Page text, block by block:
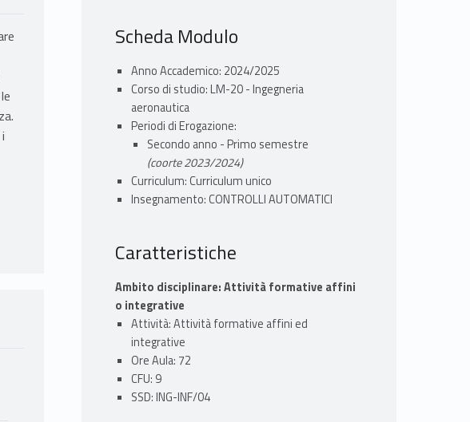
Scheda Modulo
Anno Accademico: 2024/2025
Corso di studio: LM-20 - Ingegneria
aeronautica
Periodi di Erogazione:
Secondo anno - Primo semestre
(coorte 2023/2024)
Curriculum: Curriculum unico
Insegnamento: CONTROLLI AUTOMATICI
Caratteristiche
Ambito disciplinare: Attività formative affini
o integrative
Attività: Attività formative affini ed
integrative
Ore Aula: 72
CFU: 9
SSD: ING-INF/04